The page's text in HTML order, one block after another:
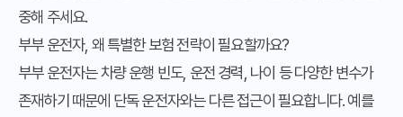
중해 주세요.
부부 운전자, 왜 특별한 보험 전략이 필요할까요?
부부 운전자는 차량 운행 빈도, 운전 경력, 나이 등 다양한 변수가
존재하기 때문에 단독 운전자와는 다른 접근이 필요합니다. 예를